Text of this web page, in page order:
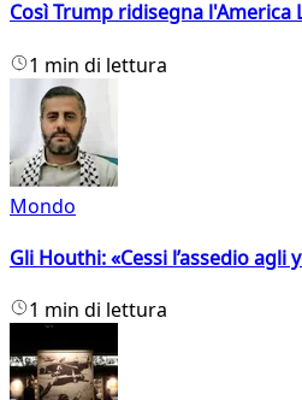
Così Trump ridisegna l'America
1 min di lettura
Mondo
Gli Houthi: «Cessi l’assedio agli
1 min di lettura